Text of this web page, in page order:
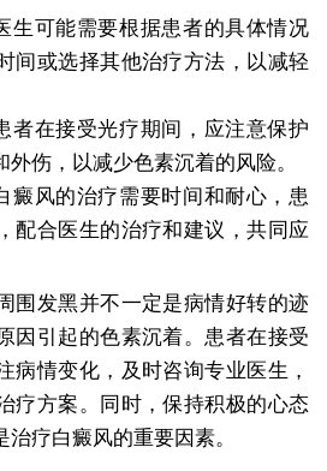
生可能需要根据患者的具体情况
间或选择其他治疗方法，以减轻
者在接受光疗期间，应注意保护
伤，以减少色素沉着的风险。
癜风的治疗需要时间和耐心，患
配合医生的治疗和建议，共同应
围发黑并不一定是病情好转的迹
因引起的色素沉着。患者在接受
病情变化，及时咨询专业医生，
疗方案。同时，保持积极的心态
疗白癜风的重要因素。